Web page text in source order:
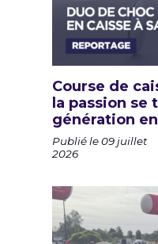
Course de
la passion se
génération
Publié le 09 juillet
2026